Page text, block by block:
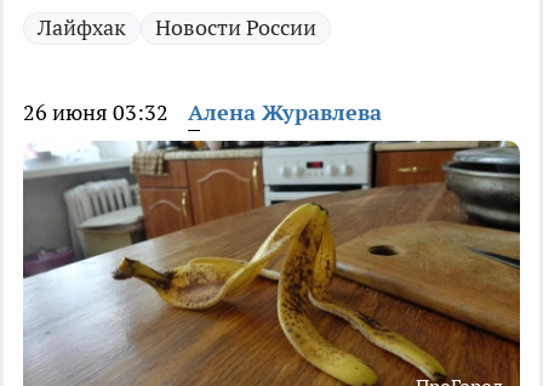
Лайфхак Новости России
26 июня 03:32 Алена Журавлева